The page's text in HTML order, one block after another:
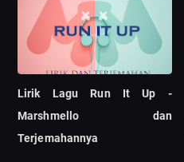
Lirik Lagu Run It Up -
Marshmello dan
Terjemahannya